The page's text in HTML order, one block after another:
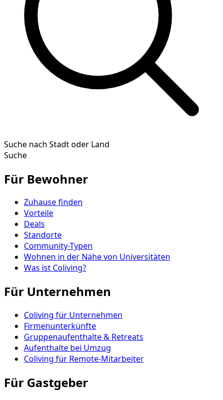
Suche nach Stadt oder Land
Suche
Für Bewohner
Zuhause finden
Vorteile
Deals
Standorte
Community-Typen
Wohnen in der Nähe von Universitäten
Was ist Coliving?
Für Unternehmen
Coliving für Unternehmen
Firmenunterkünfte
Gruppenaufenthalte & Retreats
Aufenthalte bei Umzug
Coliving für Remote-Mitarbeiter
Für Gastgeber